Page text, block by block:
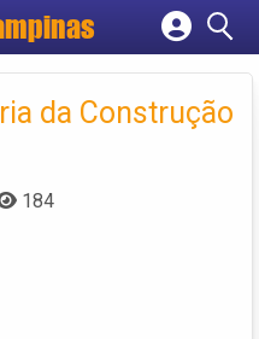
empresa
contada Construção
184